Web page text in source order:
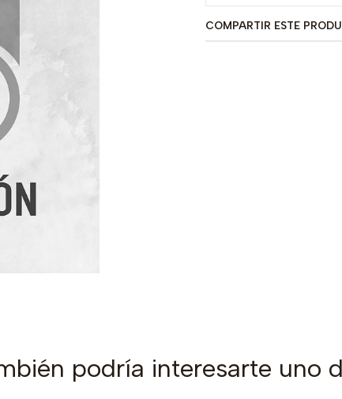
COMPARTIR ESTE
podría interesarte uno